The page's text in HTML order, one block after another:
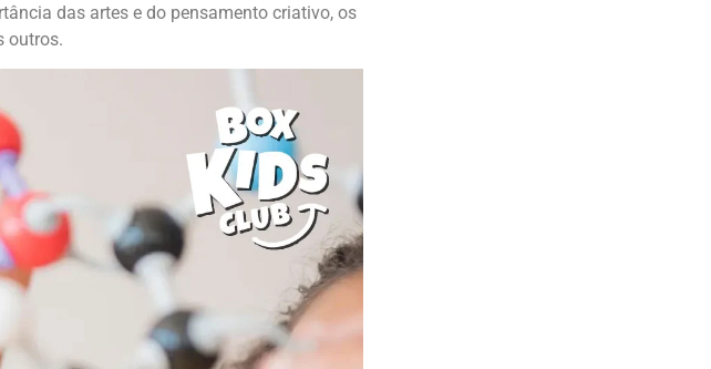
das artes e do pensamento criativo, os
outros.